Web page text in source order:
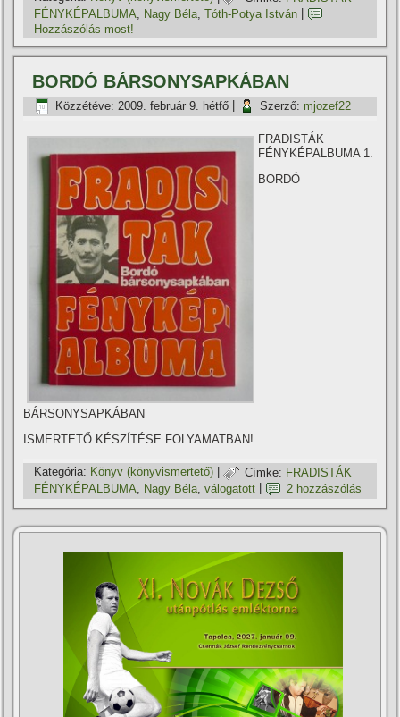
FÉNYKÉPALBUMA
Nagy Béla ,Tóth-Potya István
Hozzászólás most!
BORDÓ BÁRSONYSAPKÁBAN
Közzétéve: 2009. február 9. hétfő Szerző: mjozef22
FRADISTÁK
FÉNYKÉPALBUMA 1.
BORDÓ
BÁRSONYSAPKÁBAN
ISMERTETŐ KÉSZÍTÉSE FOLYAMATBAN!
Kategória: Könyv (könyvismertető) | Címke: FRADISTÁK
FÉNYKÉPALBUMA
Nagy Béla ,válogatott 2 hozzászólás